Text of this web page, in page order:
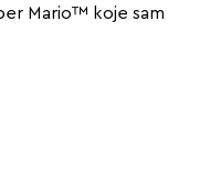
Mario™ koje sam